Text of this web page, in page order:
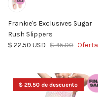
Frankie's Exclusives Sugar
Rush Slippers
Precio de venta
$ 22.50 USD Precio normal
$ 45.00 Oferta
$ 29.50 de descuento